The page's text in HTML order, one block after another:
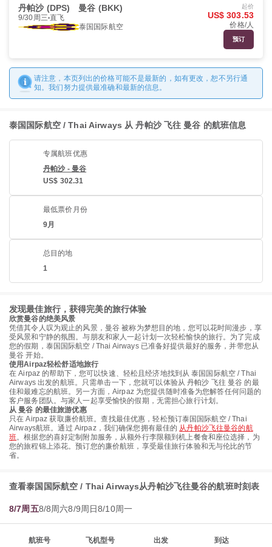
丹帕沙 (DPS) 曼谷 (BKK)
9/30周三 直飞
泰国国际航空
起价
US$ 303.53
价格/人
预订
请注意，本页列出的价格可能不是最新的，如有更改，恕不另行通
知。我们努力提供最准确和最新的信息。
泰国国际航空 / Thai Airways 从 丹帕沙 飞往 曼谷 的航班信息
专属航班优惠
丹帕沙 - 曼谷
US$ 302.31
最低票价月份
9月
总目的地
1
发现最佳旅行，获得完美的旅行体验
欣赏曼谷的绝美风景
凭借其令人叹为观止的风景，曼谷 被称为梦想目的地，您可以花时间漫步，享
受风景和宁静的氛围。与朋友和家人一起计划一次轻松愉快的旅行。为了完成
您的假期，泰国国际航空 / Thai Airways 已准备好提供最好的服务，并带您从
曼谷 开始。
使用Airpaz轻松舒适地旅行
在 Airpaz 的帮助下，您可以快速、轻松且经济地找到从 泰国国际航空 / Thai
Airways 出发的航班。只需单击一下，您就可以体验从 丹帕沙 飞往 曼谷 的最
佳和最难忘的航班。另一方面，Airpaz 为您提供随时准备为您解答任何问题的
客户服务团队。与家人一起享受愉快的假期，无需担心旅行计划。
从 曼谷 的最佳旅游优惠
只在 Airpaz 获取廉价航班。查找最佳优惠，轻松预订泰国国际航空 / Thai
Airways航班。通过 Airpaz，我们确保您拥有最佳的 从丹帕沙飞往曼谷的航
班。根据您的喜好定制附加服务，从额外行李限额到机上餐食和座位选择，为
您的旅程锦上添花。预订您的廉价航班，享受最佳旅行体验和无与伦比的节
省。
查看泰国国际航空 / Thai Airways从丹帕沙飞往曼谷的航班时刻表
8/7周五8/8周六8/9周日8/10周一
航班号 飞机型号 出发 到达